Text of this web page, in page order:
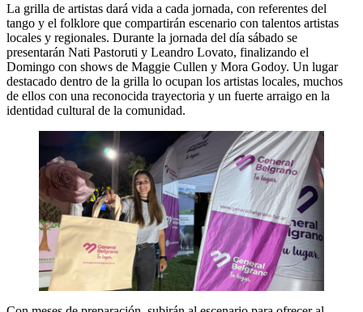
La grilla de artistas dará vida a cada jornada, con referentes del
tango y el folklore que compartirán escenario con talentos artistas
locales y regionales. Durante la jornada del día sábado se
presentarán Nati Pastoruti y Leandro Lovato, finalizando el
Domingo con shows de Maggie Cullen y Mora Godoy. Un lugar
destacado dentro de la grilla lo ocupan los artistas locales, muchos
de ellos con una reconocida trayectoria y un fuerte arraigo en la
identidad cultural de la comunidad.